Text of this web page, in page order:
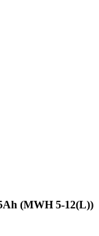
(MWH 5-12(L))